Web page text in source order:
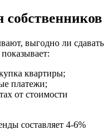
собственников
выгодно ли сдавать
квартиры;
платежи;
от стоимости
составляет 4-6%